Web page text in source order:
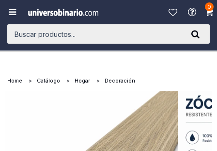
0

Home Catálogo Hogar Decoración